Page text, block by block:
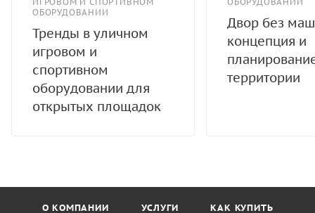
ОБОРУДОВАНИИ
Тренды в уличном
игровом и
спортивном
оборудовании для
открытых площадок
Двор без
концепция и
территории
О КОМПАНИИ УСЛУГИ КАК КУПИТЬ